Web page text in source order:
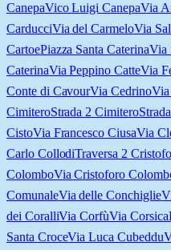
CanepaVico Luigi CanepaVia
CarducciVia del CarmeloVia
CartoePiazza Santa CaterinaVia
CaterinaVia Peppino CatteVia
Conte di CavourVia CedrinoVia
CimiteroStrada 2 Cimitero
CistoVia Francesco CiusaVia
Carlo CollodiTraversa 2
ColomboVia Cristoforo
ComunaleVia delle Conchiglie
dei CoralliVia CorfùVia Corsica
Santa CroceVia Luca Cubeddu